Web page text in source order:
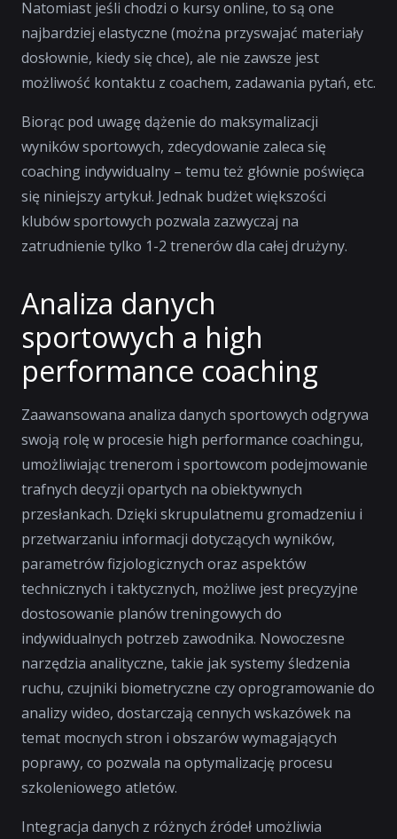
Natomiast jeśli chodzi o kursy online, to są one
najbardziej elastyczne (można przyswajać materiały
dosłownie, kiedy się chce), ale nie zawsze jest
możliwość kontaktu z coachem, zadawania pytań, etc.
Biorąc pod uwagę dążenie do maksymalizacji
wyników sportowych, zdecydowanie zaleca się
coaching indywidualny – temu też głównie poświęca
się niniejszy artykuł. Jednak budżet większości
klubów sportowych pozwala zazwyczaj na
zatrudnienie tylko 1-2 trenerów dla całej drużyny.
Analiza danych
sportowych a high
performance coaching
Zaawansowana analiza danych sportowych odgrywa
swoją rolę w procesie high performance coachingu,
umożliwiając trenerom i sportowcom podejmowanie
trafnych decyzji opartych na obiektywnych
przesłankach. Dzięki skrupulatnemu gromadzeniu i
przetwarzaniu informacji dotyczących wyników,
parametrów fizjologicznych oraz aspektów
technicznych i taktycznych, możliwe jest precyzyjne
dostosowanie planów treningowych do
indywidualnych potrzeb zawodnika. Nowoczesne
narzędzia analityczne, takie jak systemy śledzenia
ruchu, czujniki biometryczne czy oprogramowanie do
analizy wideo, dostarczają cennych wskazówek na
temat mocnych stron i obszarów wymagających
poprawy, co pozwala na optymalizację procesu
szkoleniowego atletów.
Integracja danych z różnych źródeł umożliwia